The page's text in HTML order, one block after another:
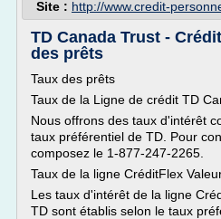
Site : http://www.credit-
TD Canada Trust -
des prêts
Taux des prêts
Taux de la Ligne de crédit TD
Nous offrons des taux d'intérêt
taux préférentiel de TD. Pour
composez le 1-877-247-2265.
Taux de la ligne CréditFlex
Les taux d'intérêt de la ligne
TD sont établis selon le taux